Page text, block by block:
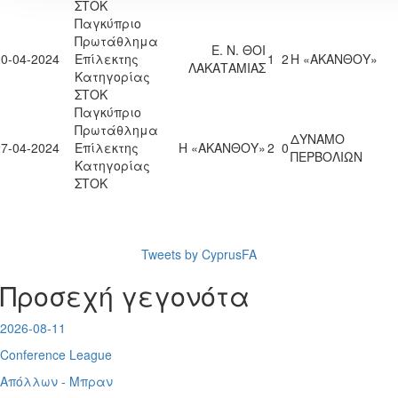
ΣΤΟΚ
04-2024
Παγκύπριο
Πρωτάθλημα
Επίλεκτης
Κατηγορίας
ΣΤΟΚ
Ε. Ν. ΘΟΙ
ΛΑΚΑΤΑΜΙΑΣ1 2 Η «ΑΚΑΝΘΟΥ»
04-2024
Παγκύπριο
Πρωτάθλημα
Επίλεκτης
Κατηγορίας
ΣΤΟΚ
Η «ΑΚΑΝΘΟΥ»2 0ΔΥΝΑΜΟ
ΠΕΡΒΟΛΙΩΝ
Tweets by CyprusFA
Προσεχή γεγονότα
2026-08-11
Conference League
Απόλλων - Μπραν